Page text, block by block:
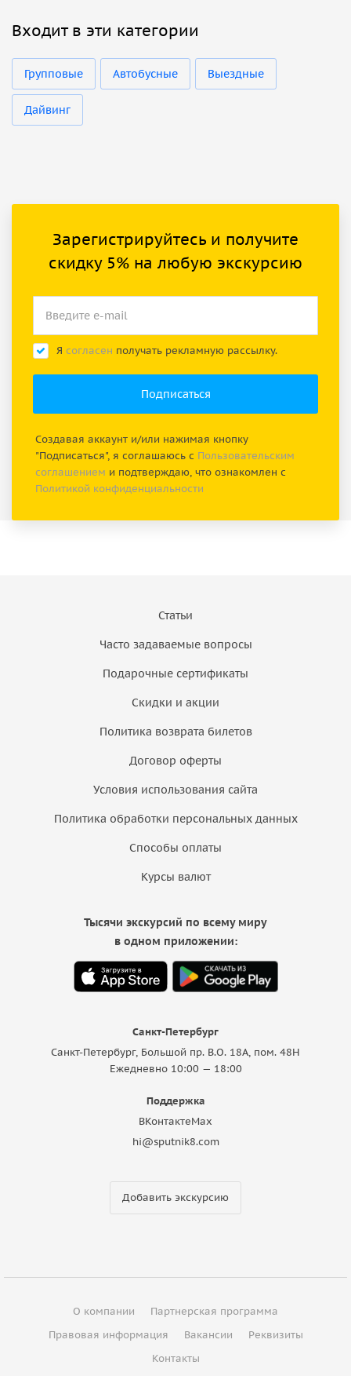
Входит в эти категории
Групповые Автобусные Выездные
Дайвинг
Зарегистрируйтесь и получите
скидку 5% на любую экскурсию
Я согласен получать рекламную рассылку.
Создавая аккаунт и/или нажимая кнопку
"Подписаться", я соглашаюсь с Пользовательским
соглашением и подтверждаю, что ознакомлен с
Политикой конфиденциальности
Статьи
Часто задаваемые вопросы
Подарочные сертификаты
Скидки и акции
Политика возврата билетов
Договор оферты
Условия использования сайта
Политика обработки персональных данных
Способы оплаты
Курсы валют
Санкт-Петербург
Санкт-Петербург, Большой пр. В.О. 18A, пом. 48Н
Ежедневно 10:00 — 18:00
Поддержка
ВКонтактеMax
hi@sputnik8.com
Добавить экскурсию
Тысячи экскурсий по всему миру
в одном приложении:
О компании
Партнерская программа
Правовая информация
Вакансии
Реквизиты
Контакты